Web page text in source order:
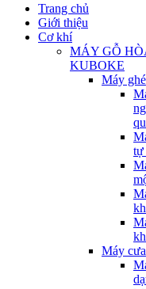
Trang chủ
Giới thiệu
Cơ khí
MÁY GỖ
KUBOKE
Máy
tự
Máy cưa